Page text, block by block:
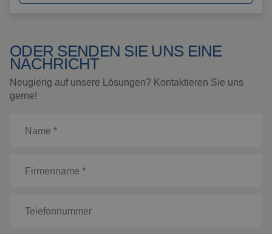
Impact
Montage
Alle Produkte ansehen
ODER SENDEN SIE UNS EINE
NACHRICHT
Neugierig auf unsere Lösungen? Kontaktieren Sie uns
gerne!